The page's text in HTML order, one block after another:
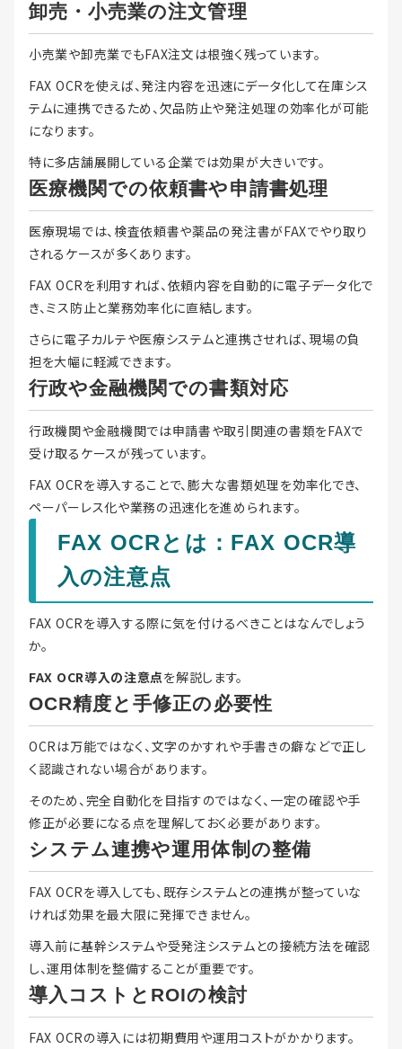
卸売・小売業の注文管理
小売業や卸売業でもFAX注文は根強く残っています。
FAX OCRを使えば、発注内容を迅速にデータ化して在庫シス
テムに連携できるため、欠品防止や発注処理の効率化が可能
になります。
特に多店舗展開している企業では効果が大きいです。
医療機関での依頼書や申請書処理
医療現場では、検査依頼書や薬品の発注書がFAXでやり取り
されるケースが多くあります。
FAX OCRを利用すれば、依頼内容を自動的に電子データ化で
き、ミス防止と業務効率化に直結します。
さらに電子カルテや医療システムと連携させれば、現場の負
担を大幅に軽減できます。
行政や金融機関での書類対応
行政機関や金融機関では申請書や取引関連の書類をFAXで
受け取るケースが残っています。
FAX OCRを導入することで、膨大な書類処理を効率化でき、
ペーパーレス化や業務の迅速化を進められます。
FAX OCRとは：FAX OCR導
入の注意点
FAX OCRを導入する際に気を付けるべきことはなんでしょう
か。
FAX OCR導入の注意点を解説します。
OCR精度と手修正の必要性
OCRは万能ではなく、文字のかすれや手書きの癖などで正し
く認識されない場合があります。
そのため、完全自動化を目指すのではなく、一定の確認や手
修正が必要になる点を理解しておく必要があります。
システム連携や運用体制の整備
FAX OCRを導入しても、既存システムとの連携が整っていな
ければ効果を最大限に発揮できません。
導入前に基幹システムや受発注システムとの接続方法を確認
し、運用体制を整備することが重要です。
導入コストとROIの検討
FAX OCRの導入には初期費用や運用コストがかかります。